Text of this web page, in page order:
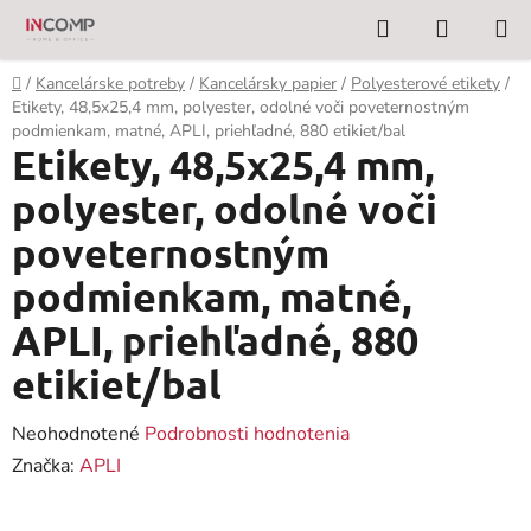
Prejsť
obsah
Hľadať
KOŠÍK
Domov
/ Kancelárske potreby / Kancelársky papier / Polyesterové etikety /
Etikety, 48,5x25,4 mm, polyester, odolné voči poveternostným
podmienkam, matné, APLI, priehľadné, 880 etikiet/bal
Etikety, 48,5x25,4 mm,
polyester, odolné voči
poveternostným
podmienkam, matné,
APLI, priehľadné, 880
etikiet/bal
Priemerné
hodnotenie
Neohodnotené Podrobnosti hodnotenia
Značka: APLI